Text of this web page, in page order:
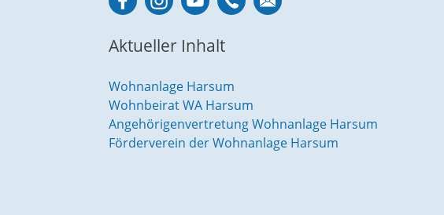
Aktueller Inhalt
Wohnanlage Harsum
Wohnbeirat WA Harsum
Angehörigenvertretung Wohnanlage Harsum
Förderverein der Wohnanlage Harsum